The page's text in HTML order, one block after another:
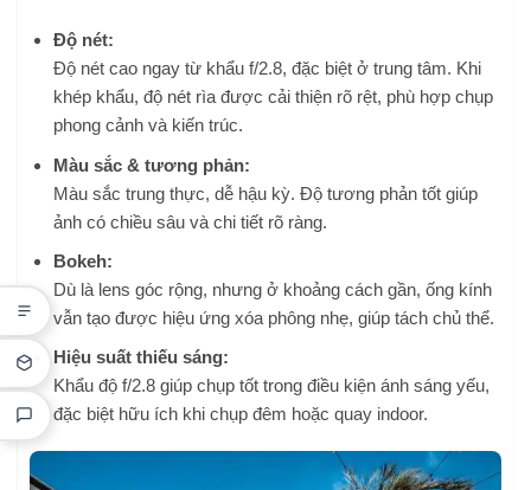
Độ nét:
Độ nét cao ngay từ khẩu f/2.8, đặc biệt ở trung tâm. Khi
khép khẩu, độ nét rìa được cải thiện rõ rệt, phù hợp chụp
phong cảnh và kiến trúc.
Màu sắc & tương phản:
Màu sắc trung thực, dễ hậu kỳ. Độ tương phản tốt giúp
ảnh có chiều sâu và chi tiết rõ ràng.
Bokeh:
Dù là lens góc rộng, nhưng ở khoảng cách gần, ống kính
vẫn tạo được hiệu ứng xóa phông nhẹ, giúp tách chủ thể.
Hiệu suất thiếu sáng:
Khẩu độ f/2.8 giúp chụp tốt trong điều kiện ánh sáng yếu,
đặc biệt hữu ích khi chụp đêm hoặc quay indoor.